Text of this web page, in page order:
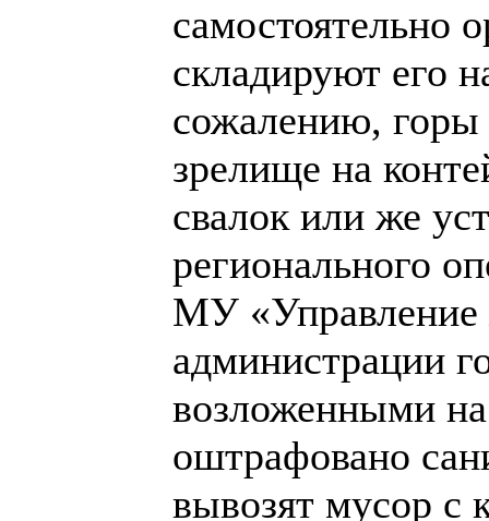
самостоятельно
складируют его
сожалению, горы
зрелище на
свалок или же
регионального
МУ «Управление
администрации
возложенными на
оштрафовано
вывозят мусор с